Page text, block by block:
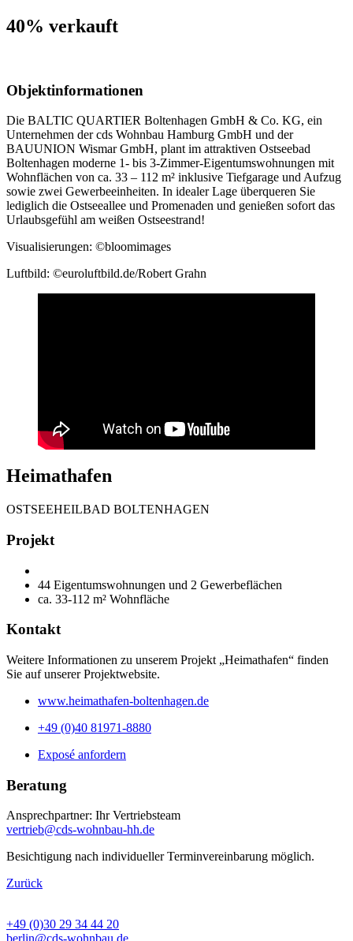
40% verkauft
Objektinformationen
Die BALTIC QUARTIER Boltenhagen GmbH & Co. KG, ein
Unternehmen der cds Wohnbau Hamburg GmbH und der
BAUUNION Wismar GmbH, plant im attraktiven Ostseebad
Boltenhagen moderne 1- bis 3-Zimmer-Eigentumswohnungen mit
Wohnflächen von ca. 33 – 112 m² inklusive Tiefgarage und Aufzug
sowie zwei Gewerbeeinheiten. In idealer Lage überqueren Sie
lediglich die Ostseeallee und Promenaden und genießen sofort das
Urlaubsgefühl am weißen Ostseestrand!
Visualisierungen: ©bloomimages
Luftbild: ©euroluftbild.de/Robert Grahn
Heimathafen
OSTSEEHEILBAD BOLTENHAGEN
Projekt
44 Eigentumswohnungen und 2 Gewerbeflächen
ca. 33-112 m² Wohnfläche
Kontakt
Weitere Informationen zu unserem Projekt „Heimathafen“ finden
Sie auf unserer Projektwebsite.
www.heimathafen-boltenhagen.de
+49 (0)40 81971-8880
Exposé anfordern
Beratung
Ansprechpartner: Ihr Vertriebsteam
vertrieb@cds-wohnbau-hh.de
Besichtigung nach individueller Terminvereinbarung möglich.
Zurück
+49 (0)30 29 34 44 20